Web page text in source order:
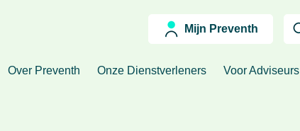
Mijn Preventh
Over Preventh Onze Dienstverleners Voor Adviseurs